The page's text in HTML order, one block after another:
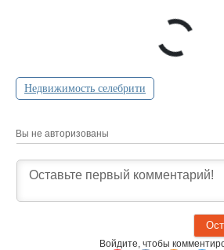
Недвижимость селебрити
Вы не авторизованы
Войдите, чтобы